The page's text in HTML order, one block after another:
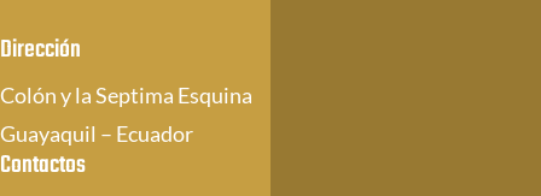
Dirección
Colón y la Septima Esquina
Guayaquil – Ecuador
Contactos